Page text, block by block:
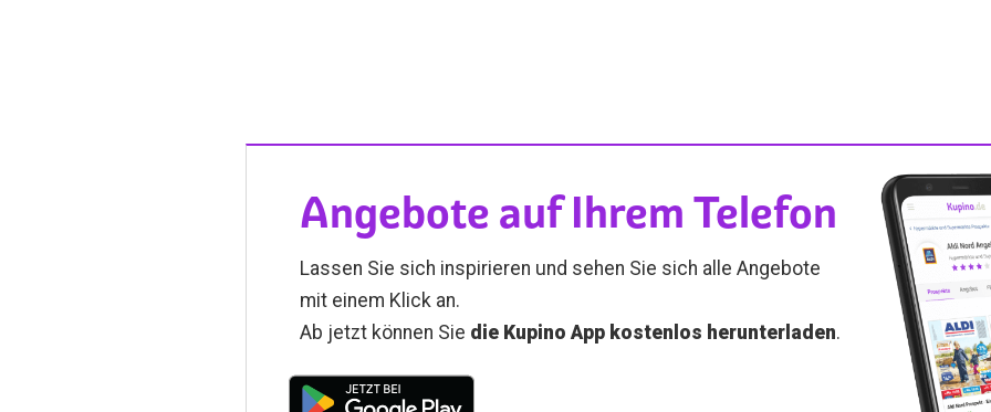
Angebote auf Ihrem Telefon
Lassen Sie sich inspirieren und sehen Sie sich alle Angebote
mit einem Klick an.
Ab jetzt können Sie die Kupino App kostenlos herunterladen.